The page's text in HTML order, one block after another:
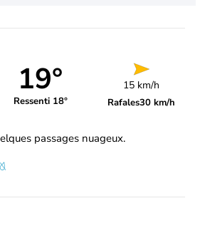
19°
Ressenti 18°
15 km/h
Rafales30 km/h
passages nuageux.